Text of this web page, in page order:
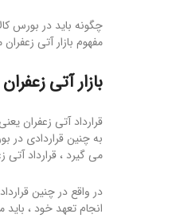
چگونه باید در بورس
مفهوم بازار آتی
بازار آتی زعفران
قرارداد آتی زعفران
به چنین قراردادی در
می گیرد ، قرارداد
در واقع در چنین
انجام تعهد خود ،